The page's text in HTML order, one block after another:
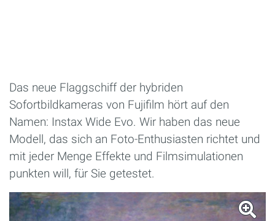
Das neue Flaggschiff der hybriden
Sofortbildkameras von Fujifilm hört auf den
Namen: Instax Wide Evo. Wir haben das neue
Modell, das sich an Foto-Enthusiasten richtet und
mit jeder Menge Effekte und Filmsimulationen
punkten will, für Sie getestet.